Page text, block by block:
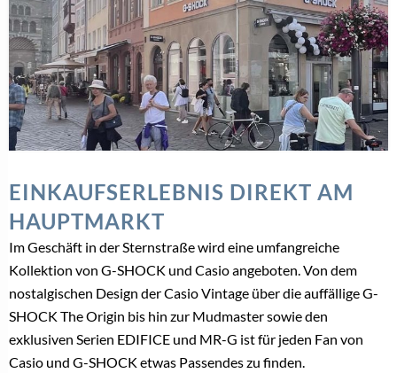
EINKAUFSERLEBNIS DIREKT AM
HAUPTMARKT
Im Geschäft in der Sternstraße wird eine umfangreiche
Kollektion von G-SHOCK und Casio angeboten. Von dem
nostalgischen Design der Casio Vintage über die auffällige G-
SHOCK The Origin bis hin zur Mudmaster sowie den
exklusiven Serien EDIFICE und MR-G ist für jeden Fan von
Casio und G-SHOCK etwas Passendes zu finden.